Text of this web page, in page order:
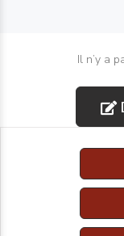
Il n’y a